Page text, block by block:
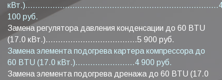
100 руб.
Замена регулятора давления конденсации до 60 BTU
(17.0 кВт.).....................................5 900 руб.
Замена элемента подогрева картера компрессора до
60 BTU (17.0 кВт.)........................4 900 руб.
Замена элемента подогрева дренажа до 60 BTU (17.0